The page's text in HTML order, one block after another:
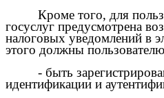
Кроме того, для
госуслуг предусмотрена
налоговых уведомлений в
этого должны
- быть
идентификации и